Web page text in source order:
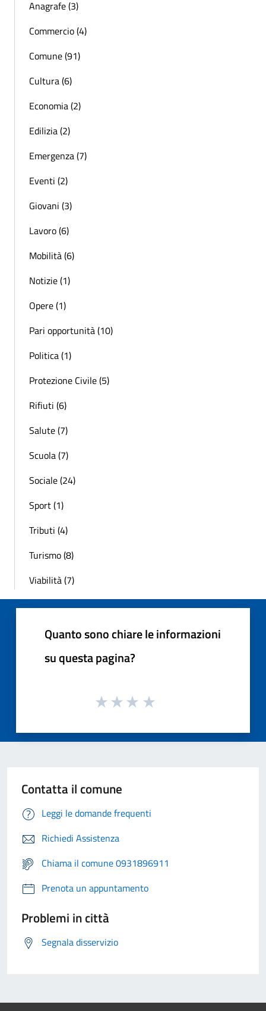
Anagrafe (3)
Commercio (4)
Comune (91)
Cultura (6)
Economia (2)
Edilizia (2)
Emergenza (7)
Eventi (2)
Giovani (3)
Lavoro (6)
Mobilità (6)
Notizie (1)
Opere (1)
Pari opportunità (10)
Politica (1)
Protezione Civile (5)
Rifiuti (6)
Salute (7)
Scuola (7)
Sociale (24)
Sport (1)
Tributi (4)
Turismo (8)
Viabilità (7)
Quanto sono chiare le informazioni
su questa pagina?
Contatta il comune
Leggi le domande frequenti
Richiedi Assistenza
Chiama il comune 0931896911
Prenota un appuntamento
Problemi in città
Segnala disservizio